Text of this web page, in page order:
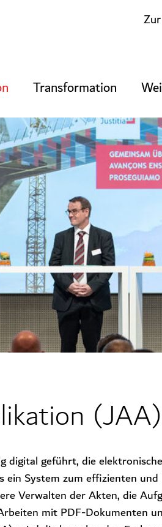
Transformation
(JAA)
digital geführt, die
ein System zum effizienten
Verwalten der Akten, die
mit PDF-Dokumenten